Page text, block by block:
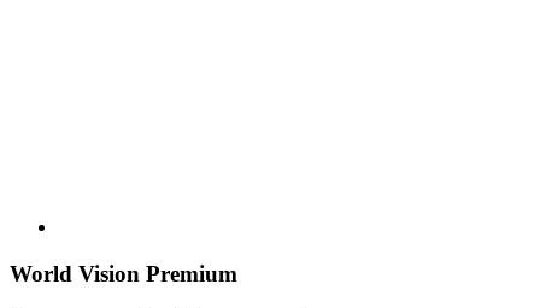
World Vision Premium